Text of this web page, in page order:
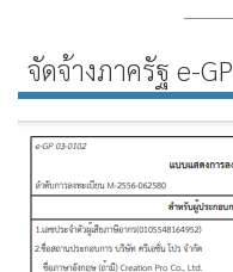
จัดจ้างภาครัฐ e-GP